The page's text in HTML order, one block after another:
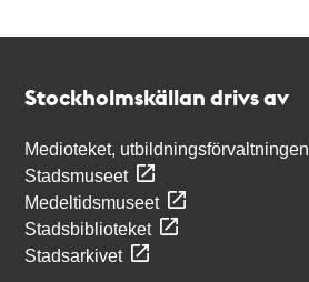
Stockholmskällan drivs av
Medioteket, utbildningsförvaltningen
Stadsmuseet
Medeltidsmuseet
Stadsbiblioteket
Stadsarkivet